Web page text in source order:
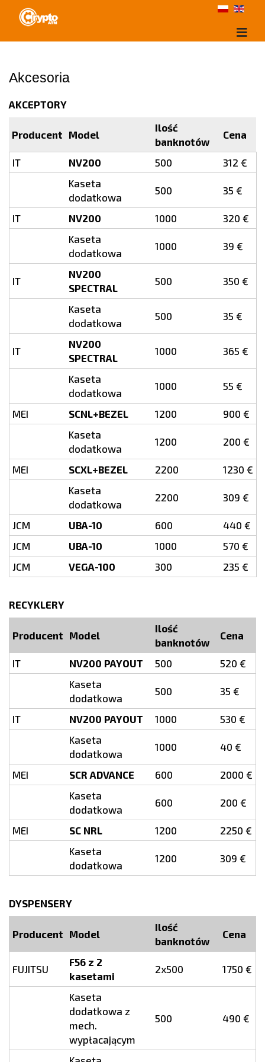
Akcesoria
AKCEPTORY
Producent Model
Ilość
banknotów
Cena
IT NV200 500
312 €
Kaseta
dodatkowa
500 35 €
IT NV200 1000
320 €
Kaseta
dodatkowa
1000 39 €
IT
NV200
SPECTRAL
500 350 €
Kaseta
dodatkowa
500 35 €
IT
NV200
SPECTRAL
1000 365 €
Kaseta
dodatkowa
1000 55 €
MEI SCNL+BEZEL 1200
900 €
Kaseta
dodatkowa
1200 200 €
MEI SCXL+BEZEL 2200
1230 €
Kaseta
dodatkowa
2200 309 €
JCM UBA-10 600
440 €
JCM
UBA-10 1000
570 €
JCM
VEGA-100 300 235 €
RECYKLERY
Producent Model
Ilość
banknotów
Cena
IT NV200 PAYOUT 500
520 €
Kaseta
dodatkowa
500 35 €
IT NV200 PAYOUT 1000
530 €
Kaseta
dodatkowa
1000 40 €
MEI SCR ADVANCE 600
2000 €
Kaseta
dodatkowa
600 200 €
MEI SC NRL 1200
2250 €
Kaseta
dodatkowa
1200 309 €
DYSPENSERY
Producent Model
Ilość
banknotów
Cena
FUJITSU
F56 z 2
kasetami
2x500 1750 €
Kaseta
dodatkowa z
mech.
wypłacającym
500 490 €